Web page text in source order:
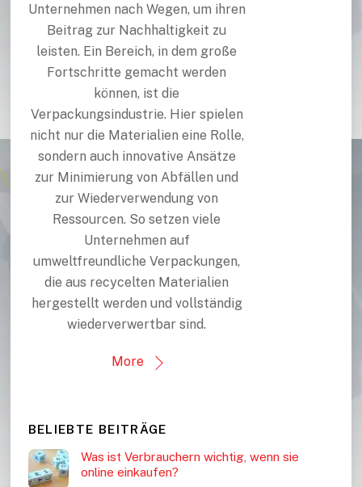
Unternehmen nach Wegen, um ihren
Beitrag zur Nachhaltigkeit zu
leisten. Ein Bereich, in dem große
Fortschritte gemacht werden
können, ist die
Verpackungsindustrie. Hier spielen
nicht nur die Materialien eine Rolle,
sondern auch innovative Ansätze
zur Minimierung von Abfällen und
zur Wiederverwendung von
Ressourcen. So setzen viele
Unternehmen auf
umweltfreundliche Verpackungen,
die aus recycelten Materialien
hergestellt werden und vollständig
wiederverwertbar sind.
More
BELIEBTE BEITRÄGE
Was ist Verbrauchern wichtig, wenn sie
online einkaufen?